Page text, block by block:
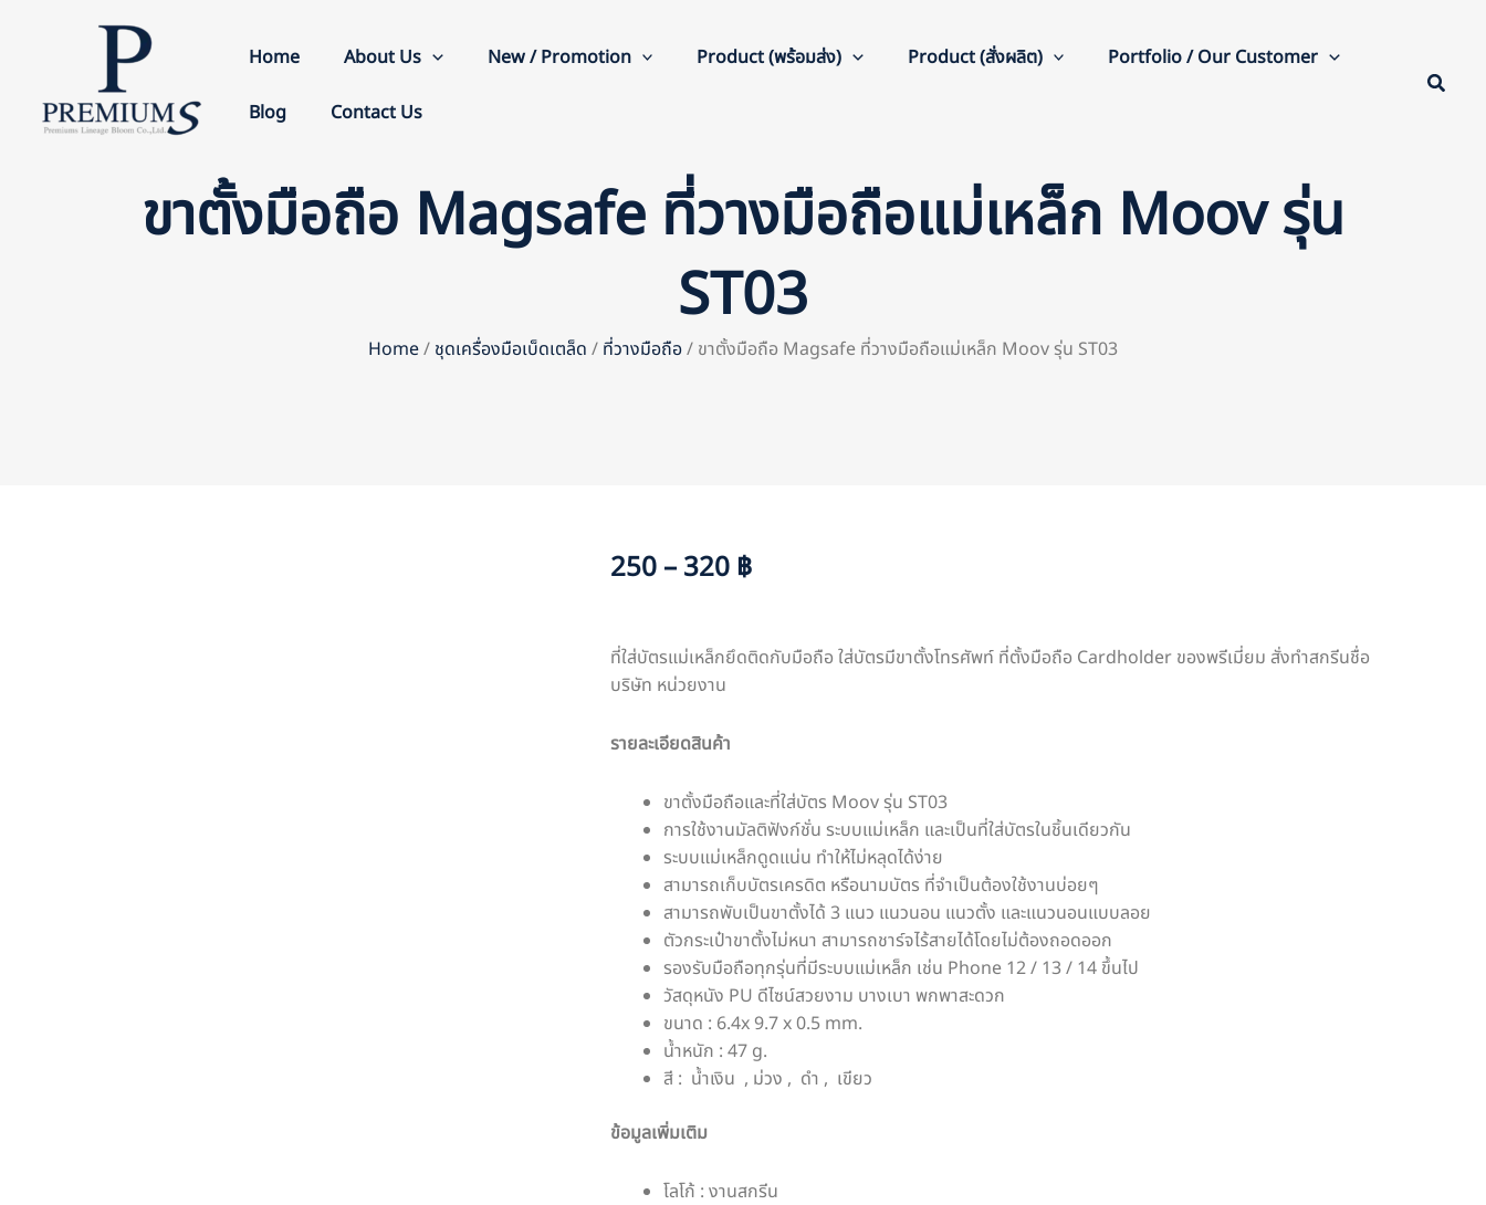
Home About Us New / Promotion Product (พร้อมส่ง) Product (สั่งผลิต) Portfolio / Our Customer
Blog Contact Us
ขาตั้งมือถือ Magsafe ที่วางมือถือแม่เหล็ก Moov รุ่น
ST03
Home/ ชุดเครื่องมือเบ็ดเตล็ด / ที่วางมือถือ/ ขาตั้งมือถือ Magsafe ที่วางมือถือแม่เหล็ก Moov รุ่น ST03
250 – 320 ฿
ที่ใส่บัตรแม่เหล็กยึดติดกับมือถือ ใส่บัตรมีขาตั้งโทรศัพท์ ที่ตั้งมือถือ Cardholder ของพรีเมี่ยม สั่งทำสกรีนชื่อ
บริษัท หน่วยงาน
รายละเอียดสินค้า
ขาตั้งมือถือและที่ใส่บัตร Moov รุ่น ST03
การใช้งานมัลติฟังก์ชั่น ระบบแม่เหล็ก และเป็นที่ใส่บัตรในชิ้นเดียวกัน
ระบบแม่เหล็กดูดแน่น ทำให้ไม่หลุดได้ง่าย
สามารถเก็บบัตรเครดิต หรือนามบัตร ที่จำเป็นต้องใช้งานบ่อยๆ
สามารถพับเป็นขาตั้งได้ 3 แนว แนวนอน แนวตั้ง และแนวนอนแบบลอย
ตัวกระเป๋าขาตั้งไม่หนา สามารถชาร์จไร้สายได้โดยไม่ต้องถอดออก
รองรับมือถือทุกรุ่นที่มีระบบแม่เหล็ก เช่น Phone 12 / 13 / 14 ขึ้นไป
วัสดุหนัง PU ดีไซน์สวยงาม บางเบา พกพาสะดวก
ขนาด : 6.4x 9.7 x 0.5 mm.
น้ำหนัก : 47 g.
สี : น้ำเงิน , ม่วง , ดำ , เขียว
ข้อมูลเพิ่มเติม
โลโก้ : งานสกรีน